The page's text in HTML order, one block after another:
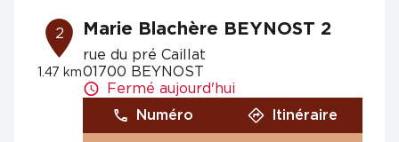
2
1.47 km
Marie Blachère BEYNOST 2
rue du pré Caillat
01700 BEYNOST
Fermé aujourd'hui
Numéro
Itinéraire